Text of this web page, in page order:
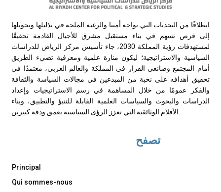
انطلاقًا من التحديات التي تواجه أمتنا والرغبة الملحة في تذليلها وتحويلها
إلى فرص تسهم في بناء مستقبل مشرق للأجيال القادمة تحقيقًا
لمستهدفات رؤية المملكة 2030، جاء تأسيس مركز الرياض للدراسات
السياسية والاستراتيجية؛ ليكون منارة علمية ومعرفية تضيء الطريق
أمام المجتمع وصانعي القرار في المملكة والعالم العربي، معتمدًا في
تحقيق أهدافه على نخبة من المبدعين في مجالات السياسة والثقافة
والفكر عمومًا من خلال المساهمة في رسم الاستراتيجيات وإعداد
الدراسات والبحوث والسياسات العلمية القابلة للتنبؤ والتطبيق، وبناء
تصفح
Principal
Qui sommes-nous